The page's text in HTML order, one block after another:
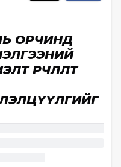
ОРЧИНД
ӨӨРЧЛӨЛТ